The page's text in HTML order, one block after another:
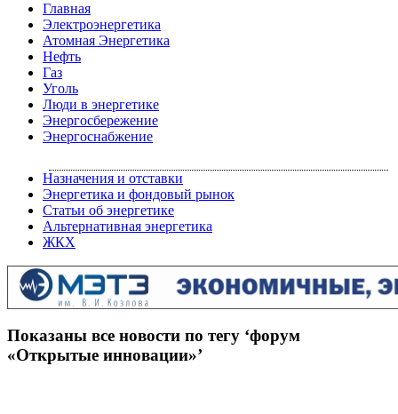
Главная
Электроэнергетика
Атомная Энергетика
Нефть
Газ
Уголь
Люди в энергетике
Энергосбережение
Энергоснабжение
Назначения и отставки
Энергетика и фондовый рынок
Статьи об энергетике
Альтернативная энергетика
ЖКХ
Показаны все новости по тегу ‘форум
«Открытые инновации»’